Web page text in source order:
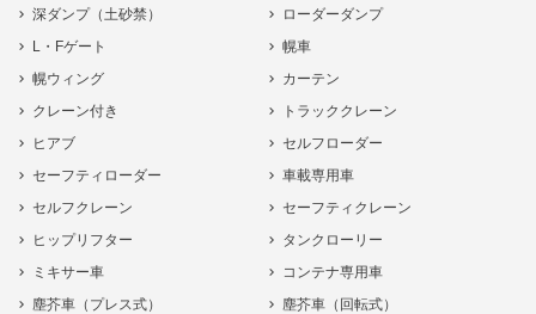
深ダンプ（土砂禁）
ローダーダンプ
L・Fゲート
幌車
幌ウィング
カーテン
クレーン付き
トラッククレーン
ヒアブ
セルフローダー
セーフティローダー
車載専用車
セルフクレーン
セーフティクレーン
ヒップリフター
タンクローリー
ミキサー車
コンテナ専用車
塵芥車（プレス式）
塵芥車（回転式）